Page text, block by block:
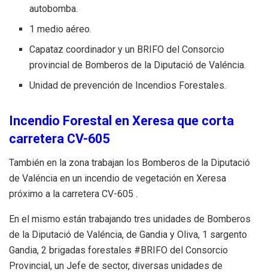
autobomba.
1 medio aéreo.
Capataz coordinador y un BRIFO del Consorcio
provincial de Bomberos de la Diputació de Valéncia.
Unidad de prevención de Incendios Forestales.
Incendio Forestal en Xeresa que corta
carretera CV-605
También en la zona trabajan los Bomberos de la Diputació
de Valéncia en un incendio de vegetación en Xeresa
próximo a la carretera CV-605 .
En el mismo están trabajando tres unidades de Bomberos
de la Diputació de Valéncia, de Gandia y Oliva, 1 sargento
Gandia, 2 brigadas forestales #BRIFO del Consorcio
Provincial, un Jefe de sector, diversas unidades de